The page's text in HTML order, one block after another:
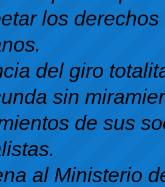
los derechos
del giro
sin
de sus
al Ministerio